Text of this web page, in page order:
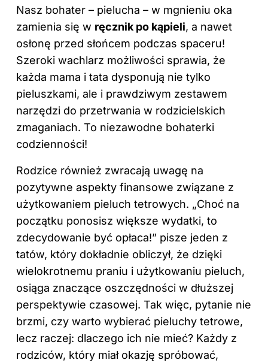
Nasz bohater – pielucha – w mgnieniu oka
zamienia się w ręcznik po kąpieli, a nawet
osłonę przed słońcem podczas spaceru!
Szeroki wachlarz możliwości sprawia, że
każda mama i tata dysponują nie tylko
pieluszkami, ale i prawdziwym zestawem
narzędzi do przetrwania w rodzicielskich
zmaganiach. To niezawodne bohaterki
codzienności!
Rodzice również zwracają uwagę na
pozytywne aspekty finansowe związane z
użytkowaniem pieluch tetrowych. „Choć na
początku ponosisz większe wydatki, to
zdecydowanie być opłaca!” pisze jeden z
tatów, który dokładnie obliczył, że dzięki
wielokrotnemu praniu i użytkowaniu pieluch,
osiąga znaczące oszczędności w dłuższej
perspektywie czasowej. Tak więc, pytanie nie
brzmi, czy warto wybierać pieluchy tetrowe,
lecz raczej: dlaczego ich nie mieć? Każdy z
rodziców, który miał okazję spróbować,